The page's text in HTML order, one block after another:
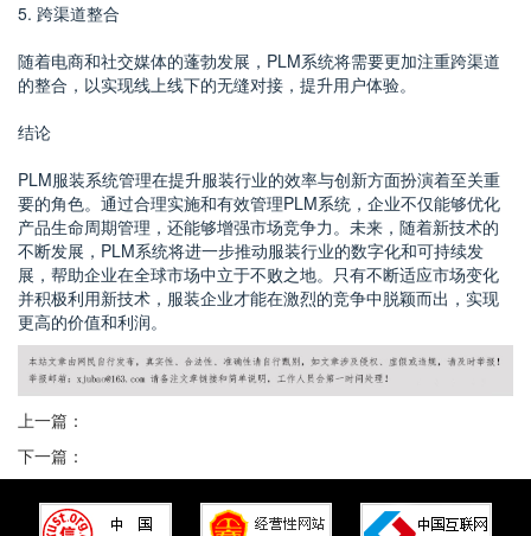
5. 跨渠道整合
随着电商和社交媒体的蓬勃发展，PLM系统将需要更加注重跨渠道
的整合，以实现线上线下的无缝对接，提升用户体验。
结论
PLM服装系统管理在提升服装行业的效率与创新方面扮演着至关重
要的角色。通过合理实施和有效管理PLM系统，企业不仅能够优化
产品生命周期管理，还能够增强市场竞争力。未来，随着新技术的
不断发展，PLM系统将进一步推动服装行业的数字化和可持续发
展，帮助企业在全球市场中立于不败之地。只有不断适应市场变化
并积极利用新技术，服装企业才能在激烈的竞争中脱颖而出，实现
更高的价值和利润。
上一篇：
下一篇：